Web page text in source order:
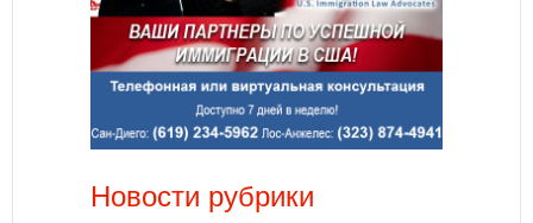
Новости рубрики